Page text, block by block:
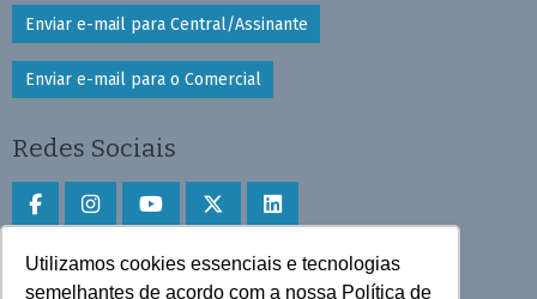
Utilizamos cookies essenciais e tecnologias
semelhantes de acordo com a nossa Política de
Enviar e-mail para Central/Assinante
Enviar e-mail para o Comercial
Redes Sociais
Faça download do aplicativo